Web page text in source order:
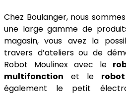
Chez Boulanger, nous
une large gamme de
magasin, vous avez la
travers d’ateliers ou de
Robot Moulinex avec le
multifonction et le
également le petit